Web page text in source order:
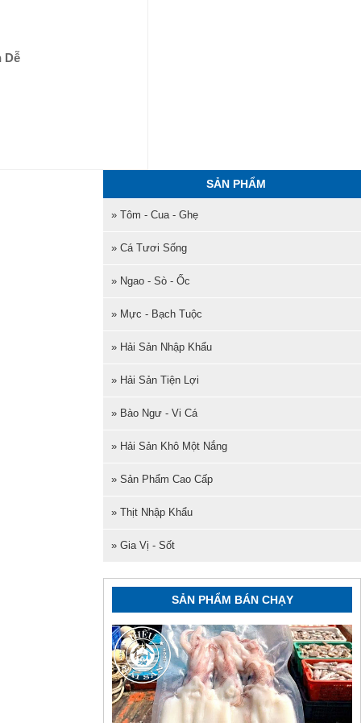
Dễ
SẢN PHẨM
» Tôm - Cua - Ghẹ
» Cá Tươi Sống
» Ngao - Sò - Ốc
» Mực - Bạch Tuộc
» Hải Sản Nhập Khẩu
» Hải Sản Tiện Lợi
» Bào Ngư - Vi Cá
» Hải Sản Khô Một Nắng
» Sản Phẩm Cao Cấp
» Thịt Nhập Khẩu
» Gia Vị - Sốt
SẢN PHẨM BÁN CHẠY